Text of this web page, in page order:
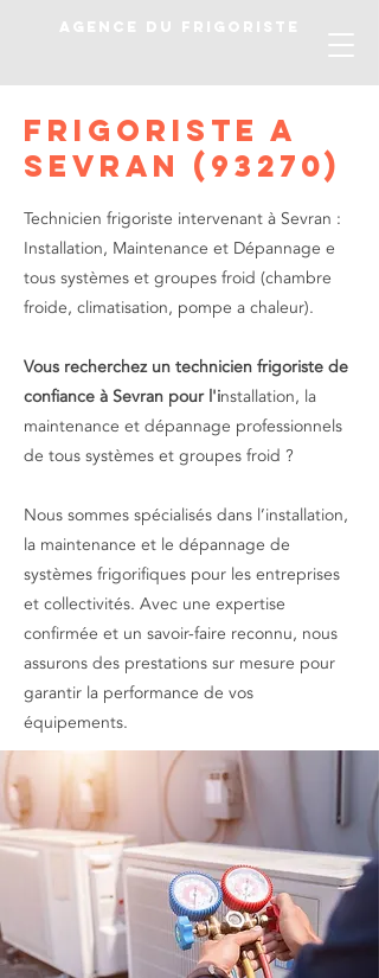
AGENCE DU FRIGORISTE
Frigoriste a
SEVRAN (93270)
Technicien frigoriste intervenant à Sevran :
Installation, Maintenance et Dépannage e
tous systèmes et groupes froid (chambre
froide, climatisation, pompe a chaleur).
Vous recherchez un technicien frigoriste de
confiance à Sevran pour l'installation, la
maintenance et dépannage professionnels
de tous systèmes et groupes froid ?
Nous sommes spécialisés dans l’installation,
la maintenance et le dépannage de
systèmes frigorifiques pour les entreprises
et collectivités. Avec une expertise
confirmée et un savoir-faire reconnu, nous
assurons des prestations sur mesure pour
garantir la performance de vos
équipements.